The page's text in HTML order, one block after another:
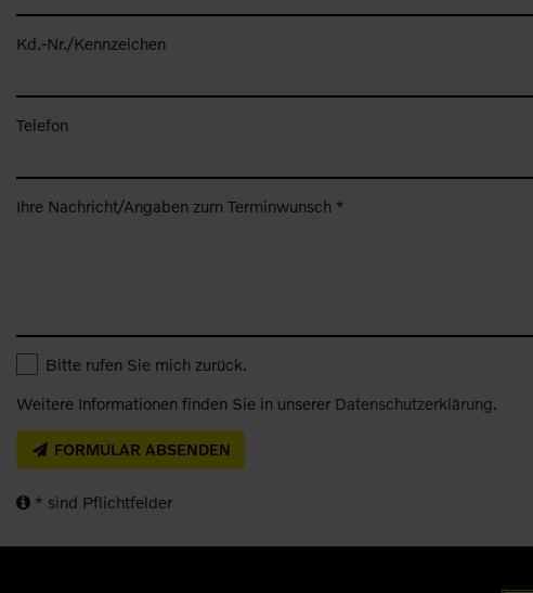
Kd.-Nr./Kennzeichen
Telefon
Ihre Nachricht/Angaben zum Terminwunsch *
Bitte rufen Sie mich zurück.
Weitere Informationen finden Sie in unserer Datenschutzerklärung.
FORMULAR ABSENDEN
* sind Pflichtfelder